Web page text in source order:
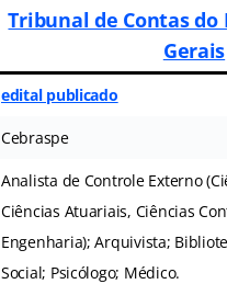
Tribunal de Contas do
Gerais
edital publicado
Cebraspe
Analista de Controle Externo
Ciências Atuariais, Ciências
Engenharia); Arquivista;
Social; Psicólogo; Médico.